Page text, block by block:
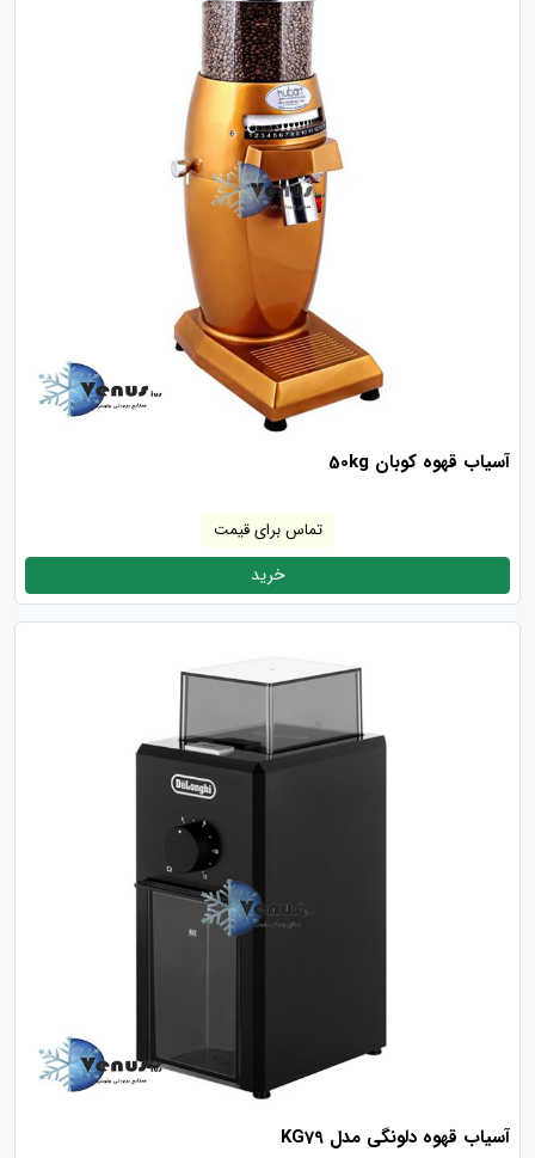
آسیاب قهوه کوبان 50kg
تماس برای قیمت
خرید
آسیاب قهوه دلونگی مدل KG79